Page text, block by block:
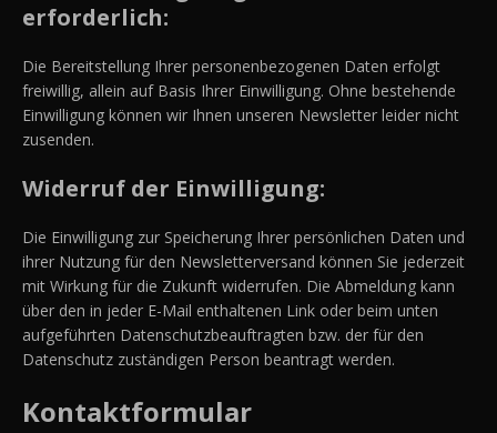
erforderlich:
Die Bereitstellung Ihrer personenbezogenen Daten erfolgt
freiwillig, allein auf Basis Ihrer Einwilligung. Ohne bestehende
Einwilligung können wir Ihnen unseren Newsletter leider nicht
zusenden.
Widerruf der Einwilligung:
Die Einwilligung zur Speicherung Ihrer persönlichen Daten und
ihrer Nutzung für den Newsletterversand können Sie jederzeit
mit Wirkung für die Zukunft widerrufen. Die Abmeldung kann
über den in jeder E-Mail enthaltenen Link oder beim unten
aufgeführten Datenschutzbeauftragten bzw. der für den
Datenschutz zuständigen Person beantragt werden.
Kontaktformular